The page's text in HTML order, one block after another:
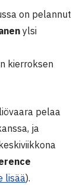
on pelannut
ylsi
kierroksen
pelaa
ja
lisää).